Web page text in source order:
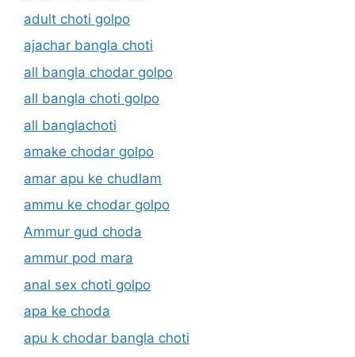
adult choti golpo
ajachar bangla choti
all bangla chodar golpo
all bangla choti golpo
all banglachoti
amake chodar golpo
amar apu ke chudlam
ammu ke chodar golpo
Ammur gud choda
ammur pod mara
anal sex choti golpo
apa ke choda
apu k chodar bangla choti